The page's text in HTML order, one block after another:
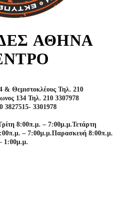
ΑΘΗΝΑ
& Θεμιστοκλέους Τηλ. 210
134 Τηλ. 210 3307978
3827515- 3301978
8:00π.μ. – 7:00μ.μ.Τετάρτη
– 7:00μ.μ.Παρασκευή 8:00π.μ.
1:00μ.μ.